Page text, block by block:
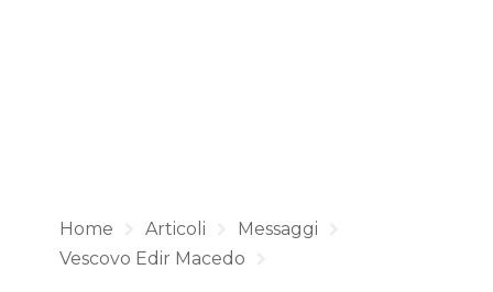
Home Articoli
Messaggi
Vescovo Edir Macedo